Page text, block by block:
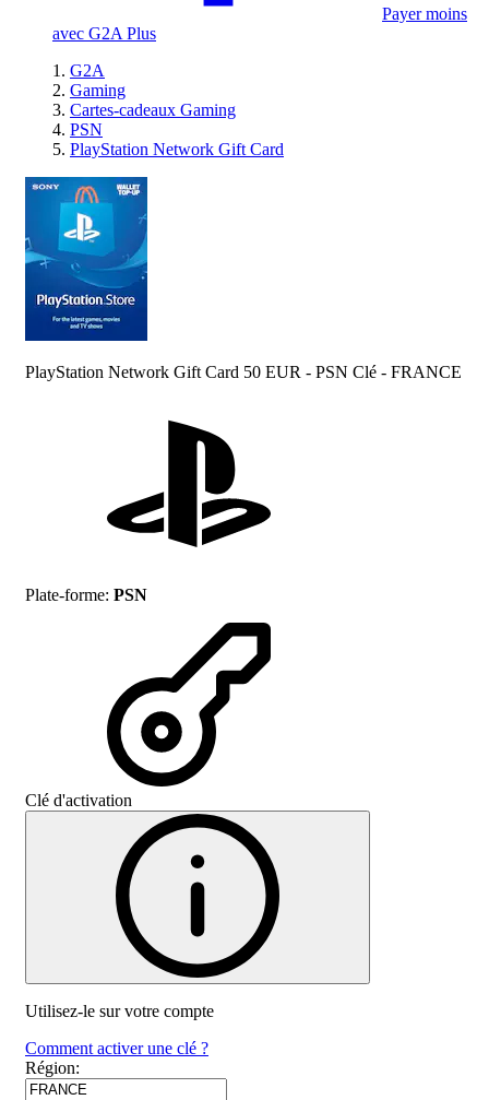
Payer moins
avec G2A Plus
G2A
Gaming
Cartes-cadeaux Gaming
PSN
PlayStation Network Gift Card
PlayStation Network Gift Card 50 EUR - PSN Clé - FRANCE
Plate-forme: PSN
Clé d'activation
Utilisez-le sur votre compte
Comment activer une clé ?
Région: